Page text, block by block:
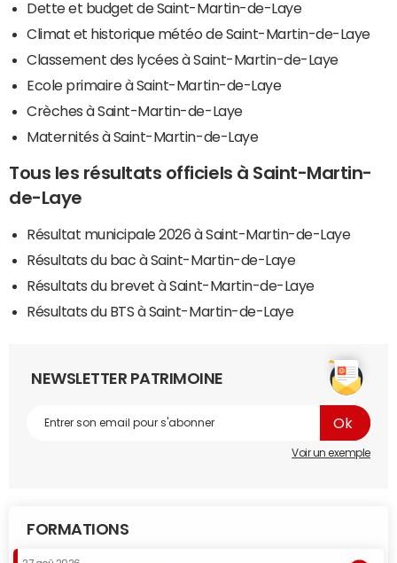
Dette et budget de Saint-Martin-de-Laye
Climat et historique météo de Saint-Martin-de-Laye
Classement des lycées à Saint-Martin-de-Laye
Ecole primaire à Saint-Martin-de-Laye
Crèches à Saint-Martin-de-Laye
Maternités à Saint-Martin-de-Laye
Tous les résultats officiels à Saint-Martin-
de-Laye
Résultat municipale 2026 à Saint-Martin-de-Laye
Résultats du bac à Saint-Martin-de-Laye
Résultats du brevet à Saint-Martin-de-Laye
Résultats du BTS à Saint-Martin-de-Laye
NEWSLETTER PATRIMOINE
Voir un exemple
FORMATIONS